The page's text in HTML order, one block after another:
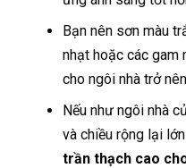
Bạn nên sơn màu
nhạt hoặc các gam
cho ngôi nhà trở
Nếu như ngôi nhà
và chiều rộng lại
trần thạch cao